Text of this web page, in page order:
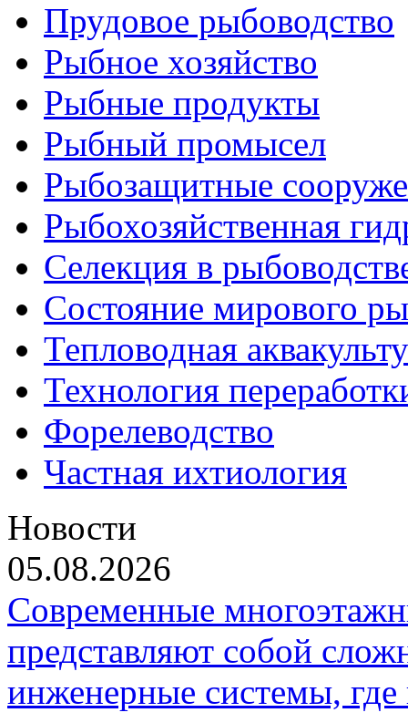
Прудовое рыбоводство
Рыбное хозяйство
Рыбные продукты
Рыбный промысел
Рыбозащитные
Рыбохозяйственная
Селекция в
Состояние мирового
Тепловодная
Технология
Форелеводство
Частная ихтиология
Новости
05.08.2026
Современные
представляют собой
инженерные системы,